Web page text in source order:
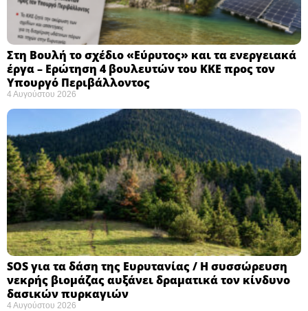
Στη Βουλή το σχέδιο «Εύρυτος» και τα ενεργειακά
έργα – Ερώτηση 4 βουλευτών του ΚΚΕ προς τον
Υπουργό Περιβάλλοντος
4 Αυγούστου 2026
SOS για τα δάση της Ευρυτανίας / Η συσσώρευση
νεκρής βιομάζας αυξάνει δραματικά τον κίνδυνο
δασικών πυρκαγιών
4 Αυγούστου 2026